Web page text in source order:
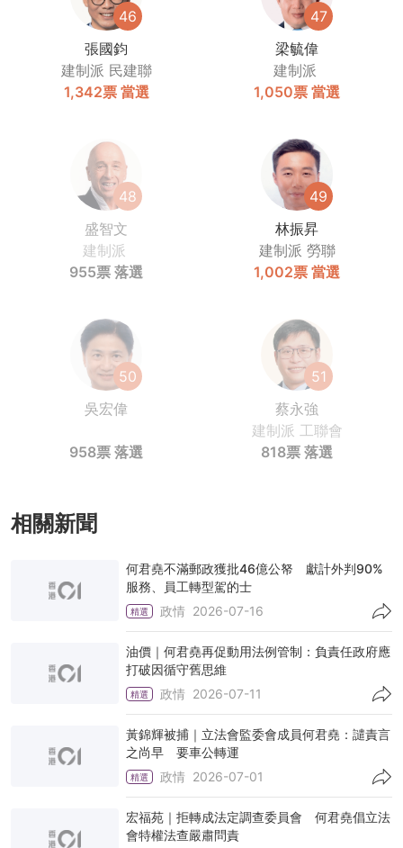
46
張國鈞
建制派 民建聯
1,342票 當選
47
梁毓偉
建制派
1,050票 當選
48
盛智文
建制派
955票 落選
49
林振昇
建制派 勞聯
1,002票 當選
50
吳宏偉
958票 落選
51
蔡永強
建制派 工聯會
818票 落選
相關新聞
何君堯不滿郵政獲批46億公帑 獻計外判90%
服務、員工轉型駕的士
精選 政情 2026-07-16
油價｜何君堯再促動用法例管制：負責任政府應
打破因循守舊思維
精選 政情 2026-07-11
黃錦輝被捕｜立法會監委會成員何君堯：譴責言
之尚早 要車公轉運
精選 政情 2026-07-01
宏福苑｜拒轉成法定調查委員會 何君堯倡立法
會特權法查嚴肅問責